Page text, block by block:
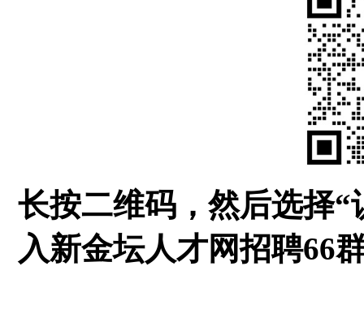
长按二维码，然后选择
入新金坛人才网招聘66